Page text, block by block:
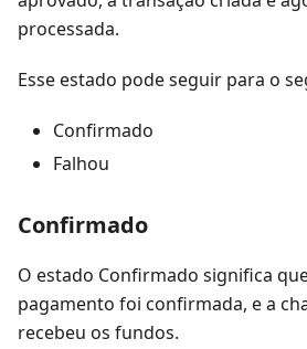
processada.
Esse estado pode seguir para o
Confirmado
Falhou
Confirmado
O estado Confirmado significa
pagamento foi confirmada, e a
recebeu os fundos.